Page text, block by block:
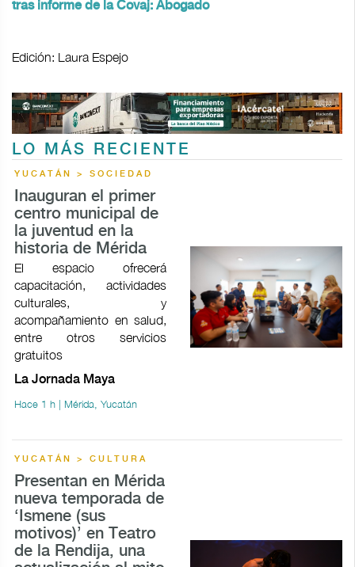
tras informe de la Covaj: Abogado
Edición: Laura Espejo
LO MÁS RECIENTE
YUCATÁN > SOCIEDAD
Inauguran el primer
centro municipal de
la juventud en la
historia de Mérida
El espacio ofrecerá
capacitación, actividades
culturales, y
acompañamiento en salud,
entre otros servicios
gratuitos
La Jornada Maya
Hace 1 h | Mérida, Yucatán
YUCATÁN > CULTURA
Presentan en Mérida
nueva temporada de
‘Ismene (sus
motivos)’ en Teatro
de la Rendija, una